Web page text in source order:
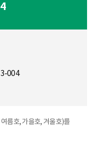
004
름호, 가을호, 겨울호)를